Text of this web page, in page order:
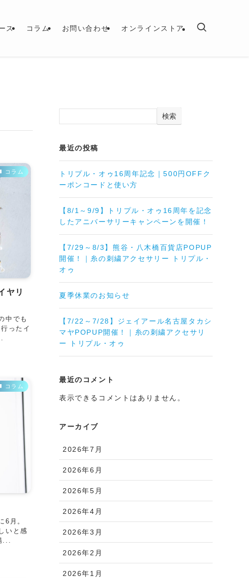
ス コラム お問い合わせ オンラインストア
コラム
ヤリ
中でも
ったイ
コラム
6月。
いと感
...
検索
最近の投稿
トリプル・オゥ16周年記念｜500円OFFク
ーポンコードと使い方
【8/1～9/9】トリプル・オゥ16周年を記念
したアニバーサリーキャンペーンを開催！
【7/29～8/3】熊谷・八木橋百貨店POPUP
開催！｜糸の刺繍アクセサリー トリプル・
オゥ
夏季休業のお知らせ
【7/22～7/28】ジェイアール名古屋タカシ
マヤPOPUP開催！｜糸の刺繍アクセサリ
ー トリプル・オゥ
最近のコメント
表示できるコメントはありません。
アーカイブ
2026年7月
2026年6月
2026年5月
2026年4月
2026年3月
2026年2月
2026年1月